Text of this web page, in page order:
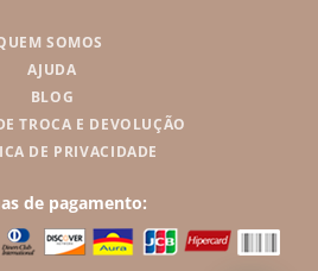
de pagamento:
SOMOS
AJUDA
BLOG
TROCA E DEVOLUÇÃO
DE PRIVACIDADE